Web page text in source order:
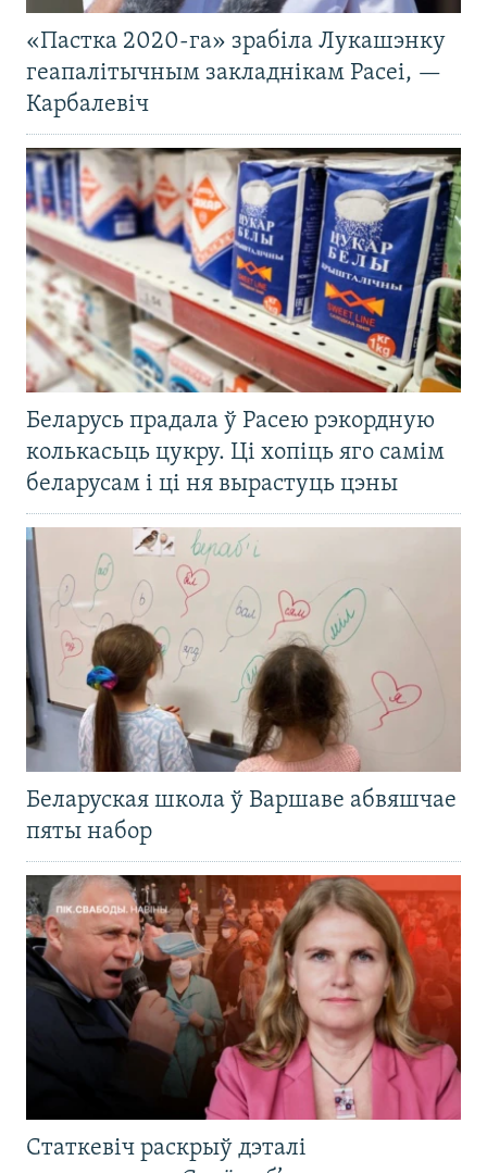
«Пастка 2020-га» зрабіла Лукашэнку
геапалітычным закладнікам Расеі, —
Карбалевіч
Беларусь прадала ў Расею рэкордную
колькасьць цукру. Ці хопіць яго самім
беларусам і ці ня вырастуць цэны
Беларуская школа ў Варшаве абвяшчае
пяты набор
Статкевіч раскрыў дэталі